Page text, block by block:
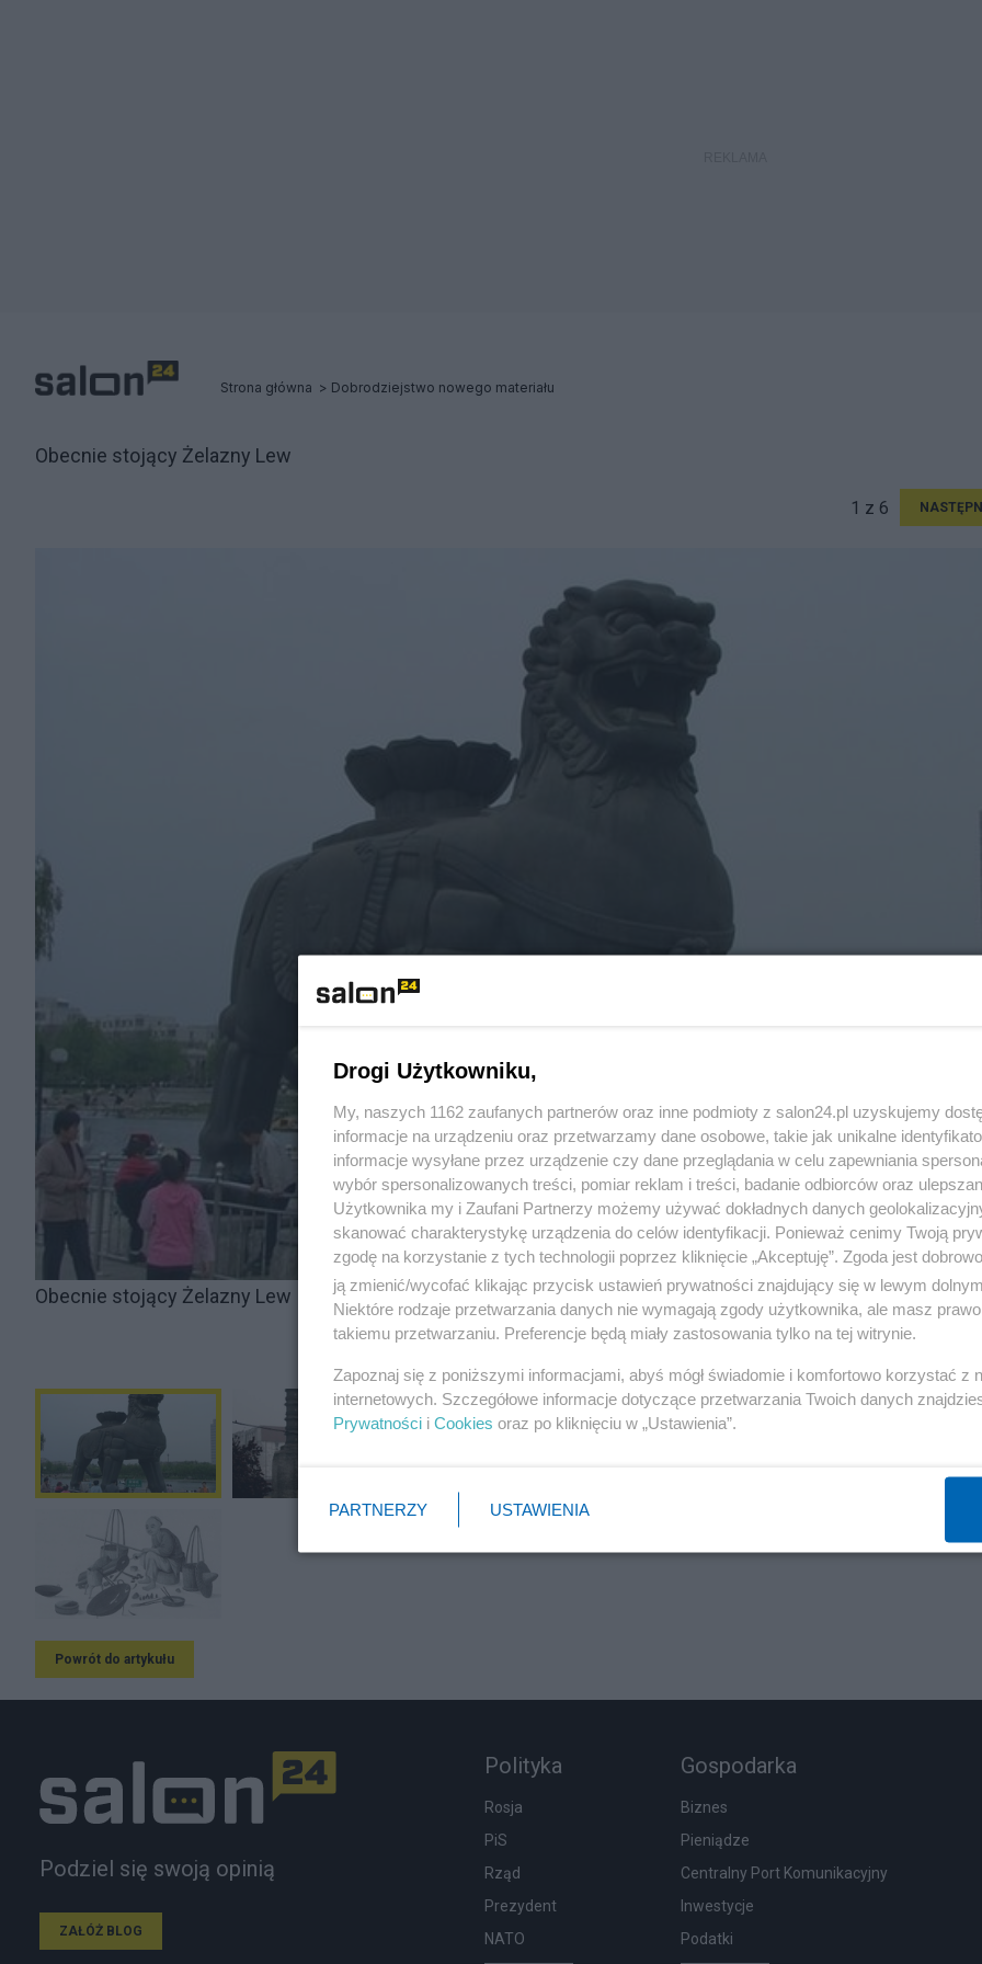
Strona główna Dobrodziejstwo nowego materiału
Obecnie stojący Żelazny Lew
1 z 6
Obecnie stojący Żelazny Lew
1 z 6
Powrót do artykułu
Podziel się swoją opinią
ZAŁÓŻ BLOG
Polityka
Rosja
PiS
Rząd
Prezydent
NATO
Gospodarka
Biznes
Pieniądze
Centralny Port Komunikacyjny
Inwestycje
Podatki
Drogi Użytkowniku,
My, naszych 1162 zaufanych partnerów oraz inne podmioty z salon24.pl uzyskujemy
informacje na urządzeniu oraz przetwarzamy dane osobowe, takie jak unikalne
informacje wysyłane przez urządzenie czy dane przeglądania w celu zapewniania
wybór spersonalizowanych treści, pomiar reklam i treści, badanie odbiorców oraz
Użytkownika my i Zaufani Partnerzy możemy używać dokładnych danych
skanować charakterystykę urządzenia do celów identyfikacji. Ponieważ cenimy Twoją
zgodę na korzystanie z tych technologii poprzez kliknięcie „Akceptuję”. Zgoda jest
ją zmienić/wycofać klikając przycisk ustawień prywatności znajdujący się w lewym
Niektóre rodzaje przetwarzania danych nie wymagają zgody użytkownika, ale masz
takiemu przetwarzaniu. Preferencje będą miały zastosowania tylko na tej witrynie.
Zapoznaj się z poniższymi informacjami, abyś mógł świadomie i komfortowo korzystać z
internetowych. Szczegółowe informacje dotyczące przetwarzania Twoich danych
Prywatności i Cookies oraz po kliknięciu w „Ustawienia”.
PARTNERZY USTAWIENIA